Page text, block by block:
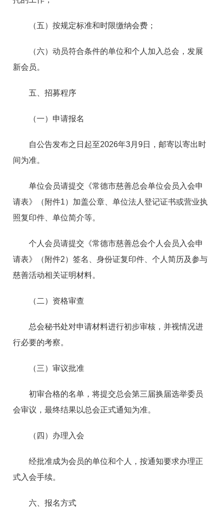
（五）按规定标准和时限缴纳会费；
（六）动员符合条件的单位和个人加入总会，发展
新会员。
五、招募程序
（一）申请报名
自公告发布之日起至2026年3月9日，邮寄以寄出时
间为准。
单位会员请提交《常德市慈善总会单位会员入会申
请表》（附件1）加盖公章、单位法人登记证书或营业执
照复印件、单位简介等。
个人会员请提交《常德市慈善总会个人会员入会申
请表》（附件2）签名、身份证复印件、个人简历及参与
慈善活动相关证明材料。
（二）资格审查
总会秘书处对申请材料进行初步审核，并视情况进
行必要的考察。
（三）审议批准
初审合格的名单，将提交总会第三届换届选举委员
会审议，最终结果以总会正式通知为准。
（四）办理入会
经批准成为会员的单位和个人，按通知要求办理正
式入会手续。
六、报名方式